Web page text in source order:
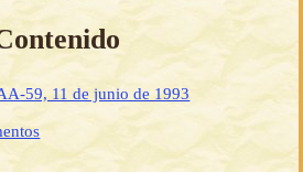
59, 11 de junio de 1993